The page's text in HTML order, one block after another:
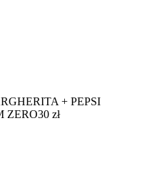
+ PEPSI
ZERO30 zł